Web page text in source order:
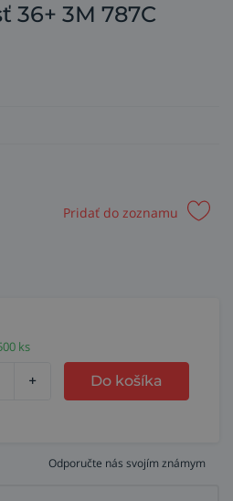
36+ 3M 787C
Pridať do zoznamu
ks
+ Do košíka
Odporučte nás svojím známym